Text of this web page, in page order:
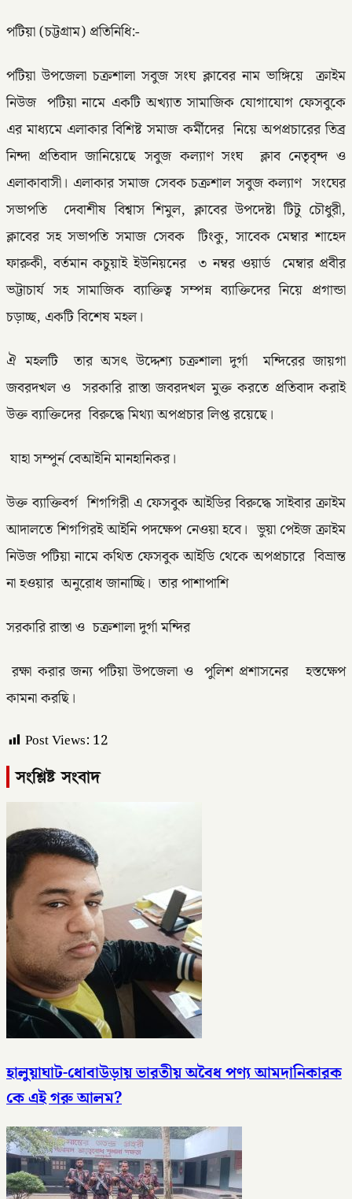
পটিয়া (চট্টগ্রাম) প্রতিনিধি:-
পটিয়া উপজেলা চক্রশালা সবুজ সংঘ ক্লাবের নাম ভাঙ্গিয়ে ক্রাইম
নিউজ পটিয়া নামে একটি অখ্যাত সামাজিক যোগাযোগ ফেসবুকে
এর মাধ্যমে এলাকার বিশিষ্ট সমাজ কর্মীদের নিয়ে অপপ্রচারের তিব্র
নিন্দা প্রতিবাদ জানিয়েছে সবুজ কল্যাণ সংঘ ক্লাব নেতৃবৃন্দ ও
এলাকাবাসী। এলাকার সমাজ সেবক চক্রশাল সবুজ কল্যাণ সংঘের
সভাপতি দেবাশীষ বিশ্বাস শিমুল, ক্লাবের উপদেষ্টা টিটু চৌধুরী,
ক্লাবের সহ সভাপতি সমাজ সেবক টিংকু, সাবেক মেম্বার শাহেদ
ফারুকী, বর্তমান কচুয়াই ইউনিয়নের ৩ নম্বর ওয়ার্ড মেম্বার প্রবীর
ভট্টাচার্য সহ সামাজিক ব্যাক্তিত্ব সম্পন্ন ব্যাক্তিদের নিয়ে প্রগান্ডা
চড়াচ্ছ, একটি বিশেষ মহল।
ঐ মহলটি তার অসৎ উদ্দেশ্য চক্রশালা দুর্গা মন্দিরের জায়গা
জবরদখল ও সরকারি রাস্তা জবরদখল মুক্ত করতে প্রতিবাদ করাই
উক্ত ব্যাক্তিদের বিরুদ্ধে মিথ্যা অপপ্রচার লিপ্ত রয়েছে।
যাহা সম্পুর্ন বেআইনি মানহানিকর।
উক্ত ব্যাক্তিবর্গ শিগগিরী এ ফেসবুক আইডির বিরুদ্ধে সাইবার ক্রাইম
আদালতে শিগগিরই আইনি পদক্ষেপ নেওয়া হবে। ভুয়া পেইজ ক্রাইম
নিউজ পটিয়া নামে কথিত ফেসবুক আইডি থেকে অপপ্রচারে বিভ্রান্ত
না হওয়ার অনুরোধ জানাচ্ছি। তার পাশাপাশি
সরকারি রাস্তা ও চক্রশালা দুর্গা মন্দির
রক্ষা করার জন্য পটিয়া উপজেলা ও পুলিশ প্রশাসনের হস্তক্ষেপ
কামনা করছি।
Post Views: 12
সংশ্লিষ্ট সংবাদ
হালুয়াঘাট-ধোবাউড়ায় ভারতীয় অবৈধ পণ্য আমদানিকারক
কে এই গরু আলম?